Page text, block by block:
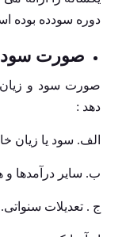
دوره سودده بوده
صورت سود
ﺻﻮﺭﺕ ﺳﻮﺩ ﻭ زیان
ﺩﻫﺪ :
الف. ﺳﻮﺩ یا
ب. سایر درآمدها ﻭ
ﺝ‌ . تعدیلات سنواتی.